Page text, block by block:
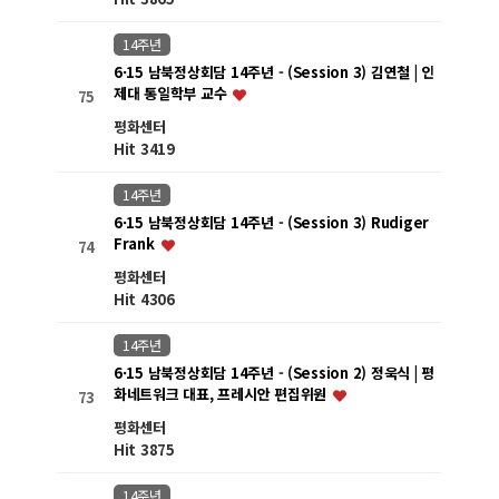
75
14주년
6·15 남북정상회담 14주년 - (Session 3) 김연철 | 인
제대 통일학부 교수
평화센터
Hit 3419
74
14주년
6·15 남북정상회담 14주년 - (Session 3) Rudiger
Frank
평화센터
Hit 4306
73
14주년
6·15 남북정상회담 14주년 - (Session 2) 정욱식 | 평
화네트워크 대표, 프레시안 편집위원
평화센터
Hit 3875